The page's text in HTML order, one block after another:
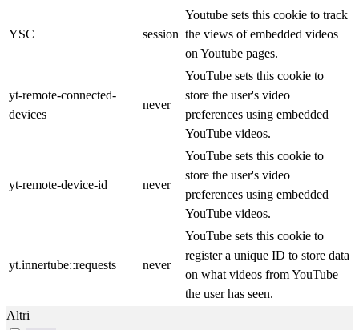
YSC session
Youtube sets this cookie to track
the views of embedded videos
on Youtube pages.
yt-remote-connected-
devices
never
YouTube sets this cookie to
store the user's video
preferences using embedded
YouTube videos.
yt-remote-device-id never
YouTube sets this cookie to
store the user's video
preferences using embedded
YouTube videos.
yt.innertube::requests never
YouTube sets this cookie to
register a unique ID to store data
on what videos from YouTube
the user has seen.
Altri